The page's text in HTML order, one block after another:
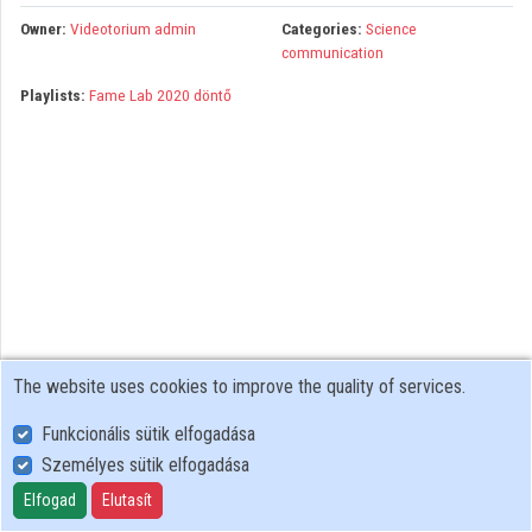
Organizations
Owner: Videotorium admin Categories: Science
communication
Playlists: Fame Lab 2020 döntő
User Policy
Adatkezelési tájékoztató (en)
Cookie Policy
The website uses cookies to improve the quality of services.
Funkcionális sütik elfogadása
Személyes sütik elfogadása
Elfogad Elutasít